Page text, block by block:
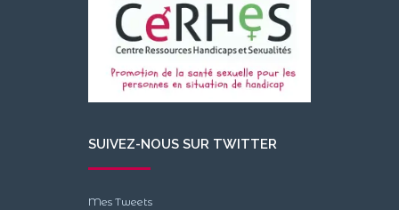
SUIVEZ-NOUS SUR TWITTER
Mes Tweets